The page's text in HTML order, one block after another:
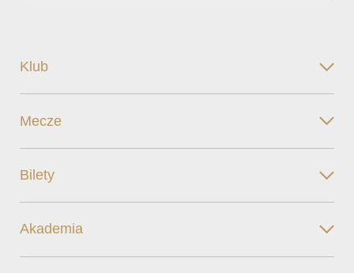
Klub
Mecze
Bilety
Akademia